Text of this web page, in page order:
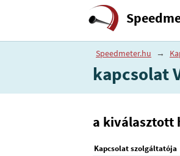
Speedmeter.hu →
kapcsolat
a kiválasztott
Kapcsolat szolgáltatója